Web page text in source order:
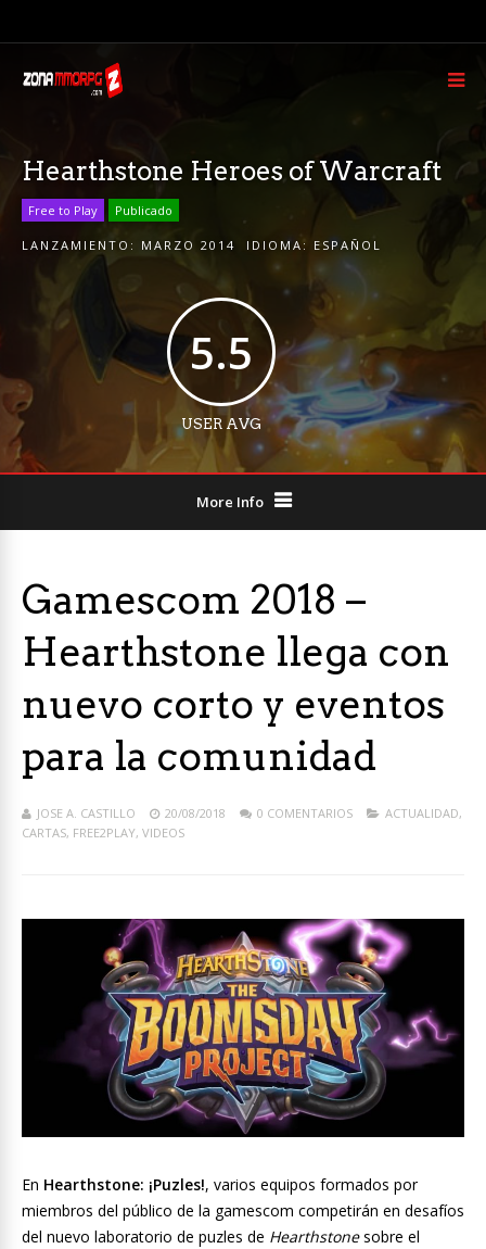
Hearthstone Heroes of Warcraft
Free to Play Publicado
LANZAMIENTO: MARZO 2014 IDIOMA: ESPAÑOL
5.5
USER AVG
More Info
Gamescom 2018 –
Hearthstone llega con
nuevo corto y eventos
para la comunidad
JOSE A. CASTILLO 20/08/2018 0 COMENTARIOS ACTUALIDAD,
CARTAS, FREE2PLAY, VIDEOS
En Hearthstone: ¡Puzles!, varios equipos formados por
miembros del público de la gamescom competirán en desafíos
del nuevo laboratorio de puzles de Hearthstonesobre el